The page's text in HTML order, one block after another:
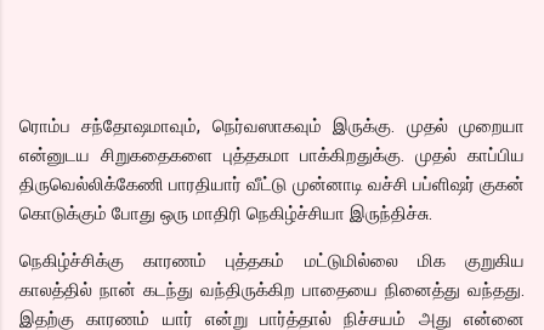
ரொம்ப சந்தோஷமாவும், நெர்வஸாகவும் இருக்கு. முதல் முறையா
என்னுடய சிறுகதைகளை புத்தகமா பாக்கிறதுக்கு. முதல் காப்பிய
திருவெல்லிக்கேணி பாரதியார் வீட்டு முன்னாடி வச்சி பப்ளிஷர் குகன்
கொடுக்கும் போது ஒரு மாதிரி நெகிழ்ச்சியா இருந்திச்சு.
நெகிழ்ச்சிக்கு காரணம் புத்தகம் மட்டுமில்லை மிக குறுகிய
காலத்தில் நான் கடந்து வந்திருக்கிற பாதையை நினைத்து வந்தது.
இதற்கு காரணம் யார் என்று பார்த்தால் நிச்சயம் அது என்னை